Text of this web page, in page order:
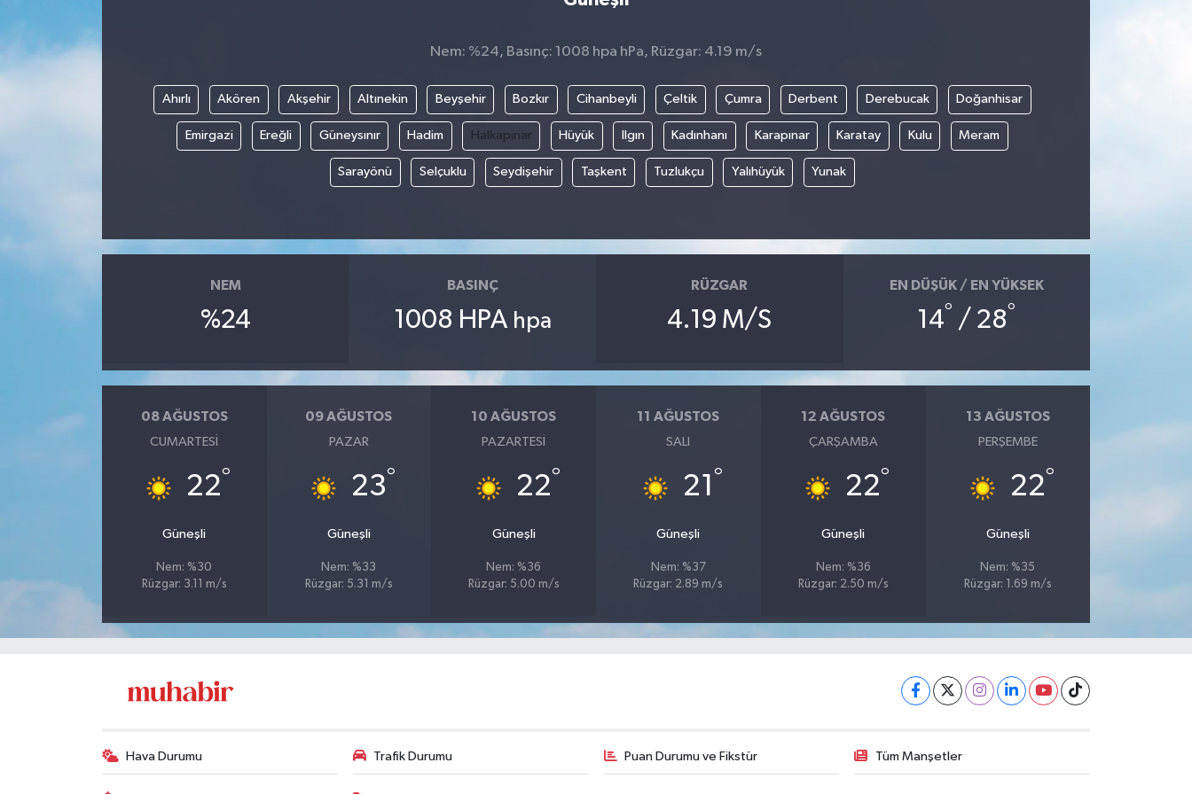
Nem: %24, Basınç: 1008 hpa hPa, Rüzgar: 4.19 m/s
Ahırlı Akören Akşehir Altınekin Beyşehir Bozkır Cihanbeyli Çeltik Çumra Derbent Derebucak Doğanhisar
Emirgazi Ereğli Güneysınır Hadim Halkapınar Hüyük Ilgın Kadınhanı Karapınar Karatay Kulu Meram
Sarayönü Selçuklu Seydişehir Taşkent Tuzlukçu Yalıhüyük Yunak
NEM
%24
BASINÇ
1008 HPA hpa
RÜZGAR
4.19 M/S
EN DÜŞÜK / EN YÜKSEK
14° / 28°
08 AĞUSTOS
CUMARTESI
22°
Güneşli
Nem: %30
Rüzgar: 3.11 m/s
09 AĞUSTOS
PAZAR
23°
Güneşli
Nem: %33
Rüzgar: 5.31 m/s
10 AĞUSTOS
PAZARTESI
22°
Güneşli
Nem: %36
Rüzgar: 5.00 m/s
11 AĞUSTOS
SALI
21 °
Güneşli
Nem: %37
Rüzgar: 2.89 m/s
12 AĞUSTOS
ÇARŞAMBA
22°
Güneşli
Nem: %36
Rüzgar: 2.50 m/s
13 AĞUSTOS
PERŞEMBE
22°
Güneşli
Nem: %35
Rüzgar: 1.69 m/s
Hava Durumu Trafik Durumu Puan Durumu ve Fikstür Tüm Manşetler